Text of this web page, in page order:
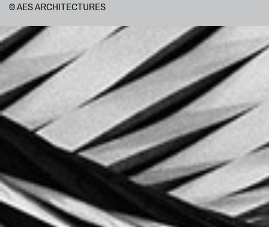
© AES ARCHITECTURES